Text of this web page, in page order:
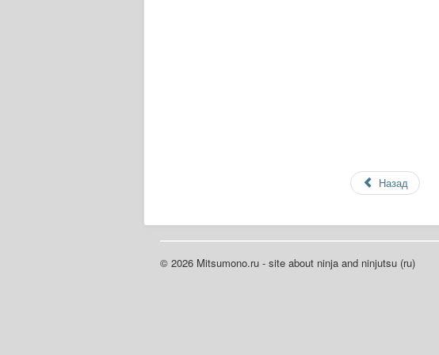
Назад
© 2026 Mitsumono.ru - site about ninja and ninjutsu (ru)